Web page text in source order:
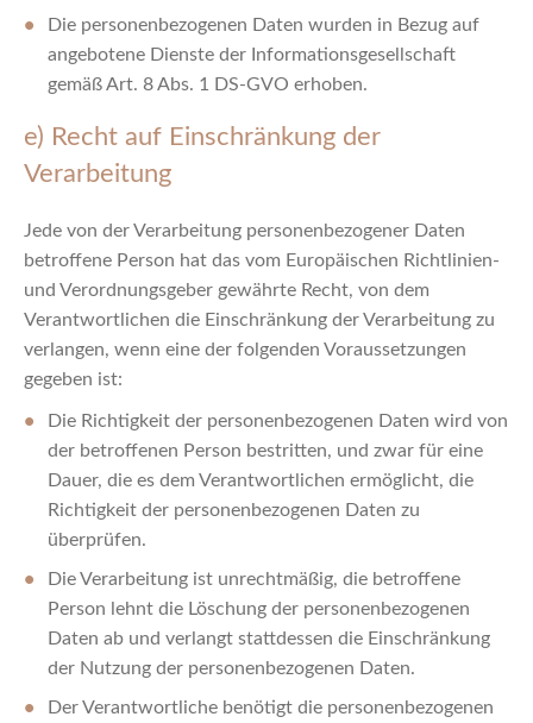
Die personenbezogenen Daten wurden in Bezug auf
angebotene Dienste der Informationsgesellschaft
gemäß Art. 8 Abs. 1 DS-GVO erhoben.
e) Recht auf Einschränkung der
Verarbeitung
Jede von der Verarbeitung personenbezogener Daten
betroffene Person hat das vom Europäischen Richtlinien-
und Verordnungsgeber gewährte Recht, von dem
Verantwortlichen die Einschränkung der Verarbeitung zu
verlangen, wenn eine der folgenden Voraussetzungen
gegeben ist:
Die Richtigkeit der personenbezogenen Daten wird von
der betroffenen Person bestritten, und zwar für eine
Dauer, die es dem Verantwortlichen ermöglicht, die
Richtigkeit der personenbezogenen Daten zu
überprüfen.
Die Verarbeitung ist unrechtmäßig, die betroffene
Person lehnt die Löschung der personenbezogenen
Daten ab und verlangt stattdessen die Einschränkung
der Nutzung der personenbezogenen Daten.
Der Verantwortliche benötigt die personenbezogenen